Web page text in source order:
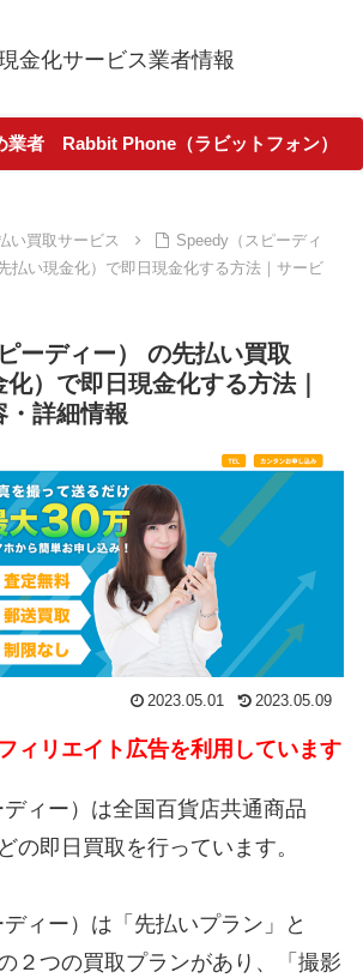
金化サービス業者情報
業者 Rabbit Phone（ラビットフォン）
い買取サービス
Speedy（スピーディ
払い現金化）で即日現金化する方法｜サービ
ーディー） の先払い買取
化）で即日現金化する方法｜
・詳細情報
2023.05.01 2023.05.09
ィリエイト広告を利用しています
ィー）は全国百貨店共通商品
の即日買取を行っています。
ィー）は「先払いプラン」と
２つの買取プランがあり、「撮影